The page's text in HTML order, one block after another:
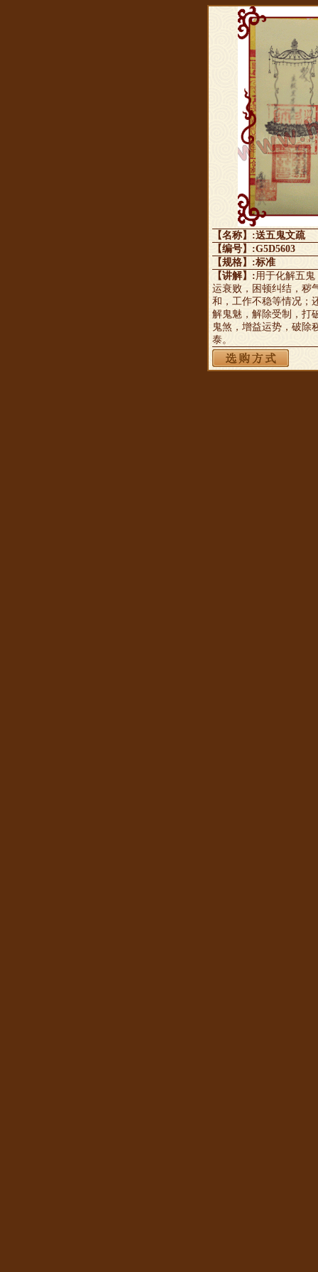
【名称】:送五鬼文疏
【编号】:G5D5603
【规格】:标准
【讲解】:用于化解五
运衰败，困顿纠结，秽
和，工作不稳等情况；
解鬼魅，解除受制，打
鬼煞，增益运势，破除
泰。